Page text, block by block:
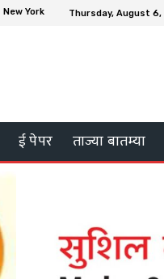
New York Thursday, August 6,
ई पेपर ताज्या बातम्या